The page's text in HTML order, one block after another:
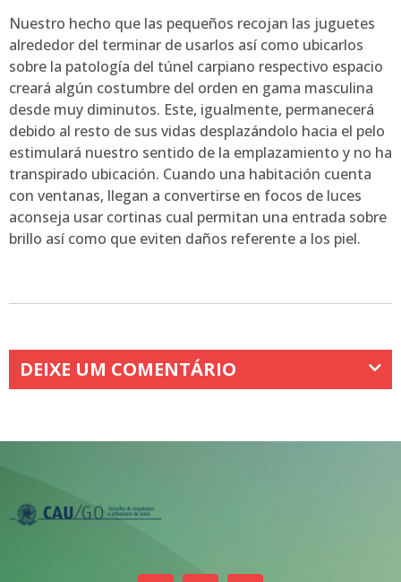
Nuestro hecho que las pequeños recojan las juguetes
alrededor del terminar de usarlos así­ como ubicarlos
sobre la patologí­a del túnel carpiano respectivo espacio
creará algún costumbre del orden en gama masculina
desde muy diminutos. Este, igualmente, permanecerá
debido al resto de sus vidas desplazándolo hacia el pelo
estimulará nuestro sentido de la emplazamiento y no ha
transpirado ubicación. Cuando una habitación cuenta
con ventanas, llegan a convertirse en focos de luces
aconseja usar cortinas cual permitan una entrada sobre
brillo así­ como que eviten daños referente a los piel.
DEIXE UM COMENTÁRIO